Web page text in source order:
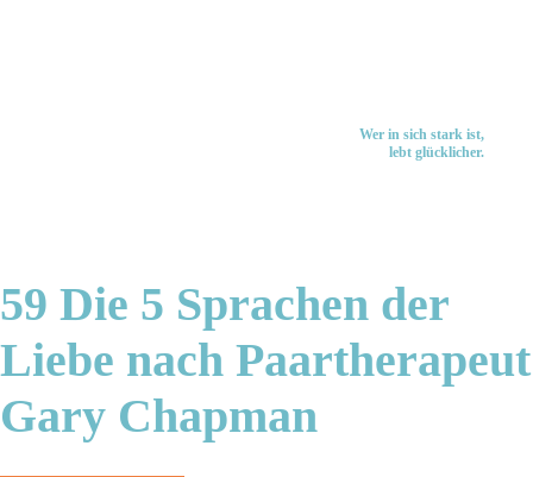
Wer in sich stark ist,
lebt glücklicher.
59 Die 5 Sprachen der
Liebe nach Paartherapeut
Gary Chapman